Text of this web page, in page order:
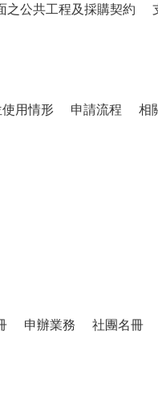
之公共工程及採購契約
用情形 申請流程 相
申辦業務 社團名冊